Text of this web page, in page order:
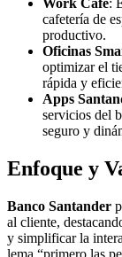
Work Café:
cafetería de
productivo.
Oficinas
optimizar el
rápida y
Apps
servicios del
seguro y
Enfoque y
Banco Santander
al cliente,
y simplificar la
lema “primero las